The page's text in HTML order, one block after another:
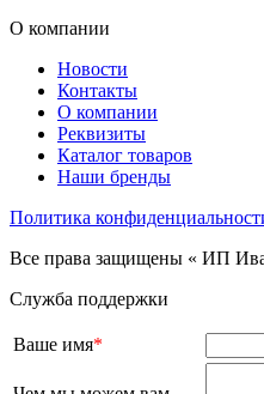
О компании
Новости
Контакты
О компании
Реквизиты
Каталог товаров
Наши бренды
Политика
Все права защищены « ИП
Служба поддержки
Ваше имя*